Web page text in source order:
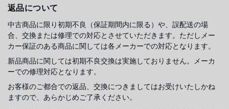
返品について
中古商品に限り初期不良（保証期間内に限る）や、誤配送の場
合、交換または修理での対応とさせていただきます。ただしメー
カー保証のある商品に関しては各メーカーでの対応となります。
新品商品に関しては初期不良交換は実施しておりません。メーカ
ーでの修理対応となります。
お客様のご都合での返品、交換につきましてはお受けいたしかね
ますので、あらかじめご了承ください。